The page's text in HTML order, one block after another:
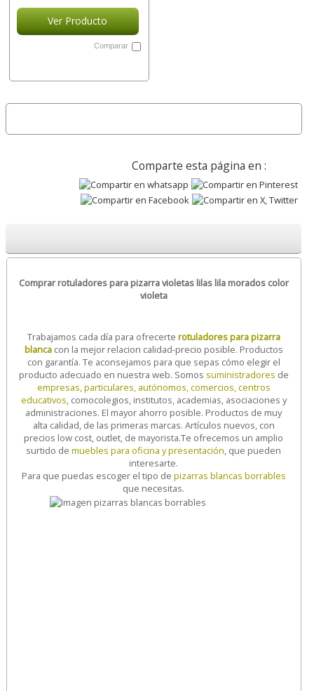
Ver Producto
Comparar
Comparte esta página en :
Comprar rotuladores para pizarra violetas lilas lila morados color
violeta
Trabajamos cada día para ofrecerte rotuladores para pizarra
blancacon la mejor relacion calidad-precio posible. Productos
con garantía. Te aconsejamos para que sepas cómo elegir el
producto adecuado en nuestra web. Somos suministradores de
empresas, particulares, autónomos, comercios, centros
educativos, comocolegios, institutos, academias, asociaciones y
administraciones. El mayor ahorro posible. Productos de muy
alta calidad, de las primeras marcas. Artículos nuevos, con
precios low cost, outlet, de mayorista.Te ofrecemos un amplio
surtido demuebles para oficina y presentación, que pueden
interesarte.
Para que puedas escoger el tipo de pizarras blancas borrables
que necesitas.